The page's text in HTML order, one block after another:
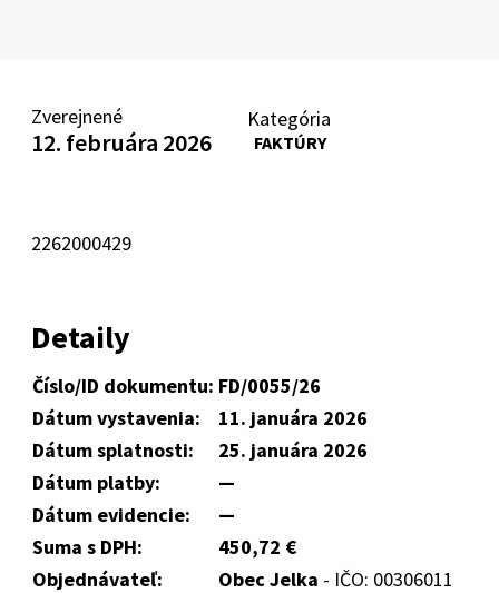
Zverejnené
12. februára 2026
Kategória
FAKTÚRY
2262000429
Detaily
Číslo/ID dokumentu: FD/0055/26
Dátum vystavenia:
11. januára 2026
Dátum splatnosti:
25. januára 2026
Dátum platby:
—
Dátum evidencie:
—
Suma s DPH:
450,72 €
Objednávateľ:
Obec Jelka - IČO: 00306011